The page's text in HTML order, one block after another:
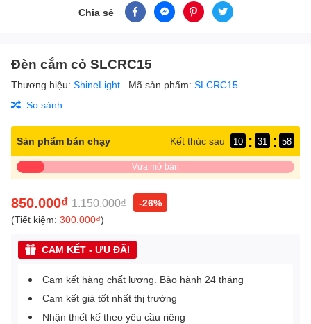
Chia sẻ
Đèn cắm cỏ SLCRC15
Thương hiệu: ShineLight Mã sản phẩm: SLCRC15
So sánh
Sản phẩm bán chạy Kết thúc sau 10 : 31 : 58
Vừa mở bán
850.000₫ 1.150.000₫
-26%
(Tiết kiệm: 300.000₫)
CAM KẾT - ƯU ĐÃI
Cam kết hàng chất lượng. Bảo hành 24 tháng
Cam kết giá tốt nhất thị trường
Nhận thiết kế theo yêu cầu riêng